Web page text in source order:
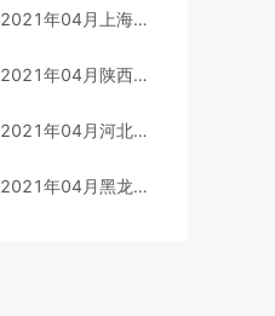
2021年04月上海自考金融管理(本科)专业考试时间(C020120)
2021年04月陕西自考金融管理(专科)专业考试时间(630201)
2021年04月河北自考工商企业管理(本科)专业考试时间(020202)
2021年04月黑龙江自考法律实务(专科)专业考试时间(030112)